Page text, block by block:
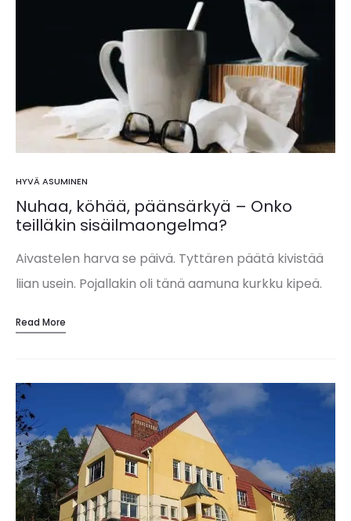
HYVÄ ASUMINEN
Nuhaa, köhää, päänsärkyä – Onko
teilläkin sisäilmaongelma?
Aivastelen harva se päivä. Tyttären päätä kivistää
liian usein. Pojallakin oli tänä aamuna kurkku kipeä.
Asumme sata vuotta vanhassa talossa. Onko meillä
Read More